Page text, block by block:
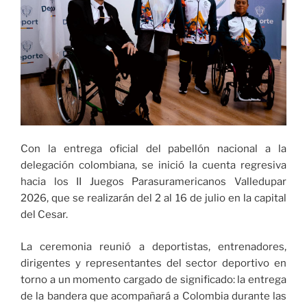
Con la entrega oficial del pabellón nacional a la
delegación colombiana, se inició la cuenta regresiva
hacia los II Juegos Parasuramericanos Valledupar
2026, que se realizarán del 2 al 16 de julio en la capital
del Cesar.
La ceremonia reunió a deportistas, entrenadores,
dirigentes y representantes del sector deportivo en
torno a un momento cargado de significado: la entrega
de la bandera que acompañará a Colombia durante las